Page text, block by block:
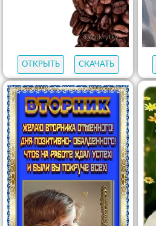
ОТКРЫТЬ СКАЧАТЬ